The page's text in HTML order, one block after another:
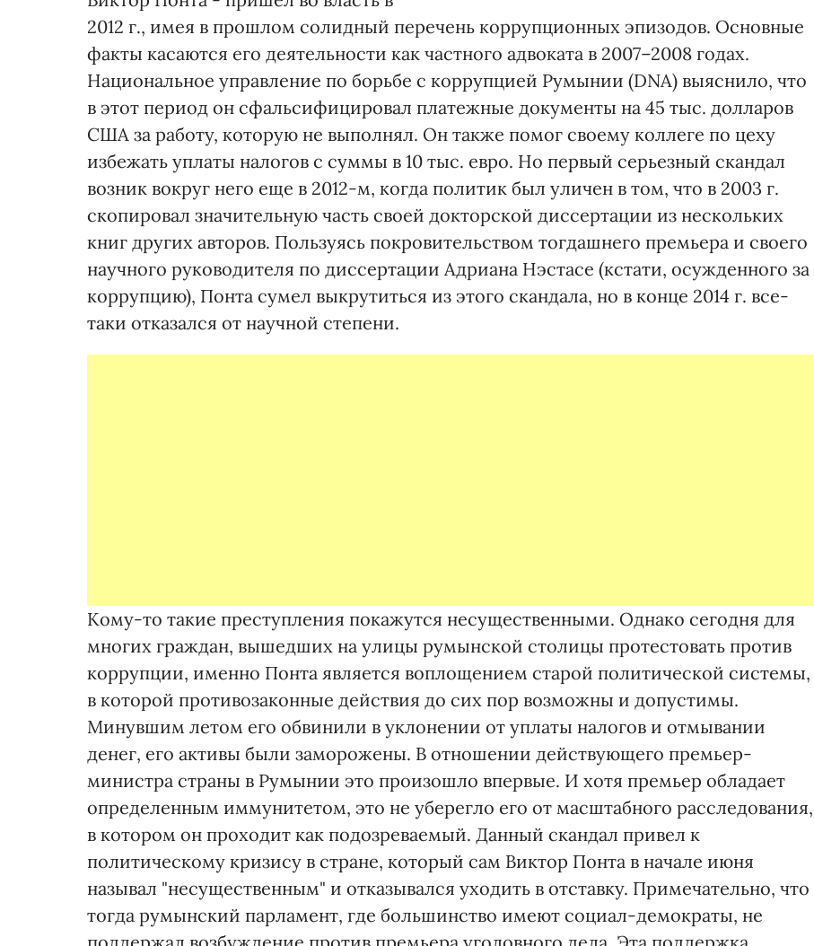
2012 г., имея в прошлом солидный перечень коррупционных эпизодов. Основные
факты касаются его деятельности как частного адвоката в 2007–2008 годах.
Национальное управление по борьбе с коррупцией Румынии (DNA) выяснило, что
в этот период он сфальсифицировал платежные документы на 45 тыс. долларов
США за работу, которую не выполнял. Он также помог своему коллеге по цеху
избежать уплаты налогов с суммы в 10 тыс. евро. Но первый серьезный скандал
возник вокруг него еще в 2012-м, когда политик был уличен в том, что в 2003 г.
скопировал значительную часть своей докторской диссертации из нескольких
книг других авторов. Пользуясь покровительством тогдашнего премьера и своего
научного руководителя по диссертации Адриана Нэстасе (кстати, осужденного за
коррупцию), Понта сумел выкрутиться из этого скандала, но в конце 2014 г. все-
таки отказался от научной степени.
Кому-то такие преступления покажутся несущественными. Однако сегодня для
многих граждан, вышедших на улицы румынской столицы протестовать против
коррупции, именно Понта является воплощением старой политической системы,
в которой противозаконные действия до сих пор возможны и допустимы.
Минувшим летом его обвинили в уклонении от уплаты налогов и отмывании
денег, его активы были заморожены. В отношении действующего премьер-
министра страны в Румынии это произошло впервые. И хотя премьер обладает
определенным иммунитетом, это не уберегло его от масштабного расследования,
в котором он проходит как подозреваемый. Данный скандал привел к
политическому кризису в стране, который сам Виктор Понта в начале июня
называл "несущественным" и отказывался уходить в отставку. Примечательно, что
тогда румынский парламент, где большинство имеют социал-демократы, не